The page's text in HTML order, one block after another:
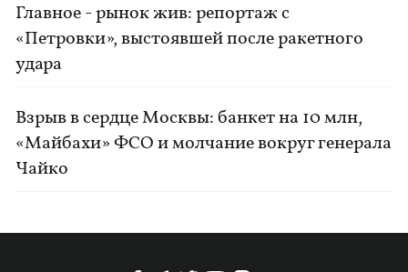
Главное - рынок жив: репортаж с
«Петровки», выстоявшей после ракетного
удара
Взрыв в сердце Москвы: банкет на 10 млн,
«Майбахи» ФСО и молчание вокруг генерала
Чайко